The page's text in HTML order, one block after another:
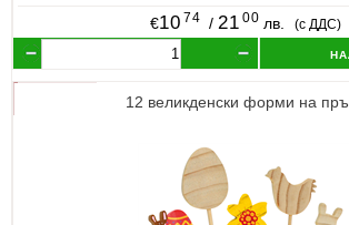
€10 74 / 21 00 лв. (с ДДС)
12 великденски форми на